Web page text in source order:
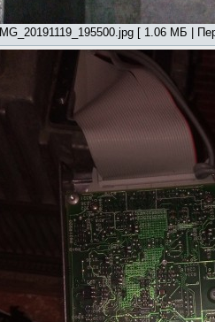
IMG_20191119_195500.jpg [ 1.06 МБ |